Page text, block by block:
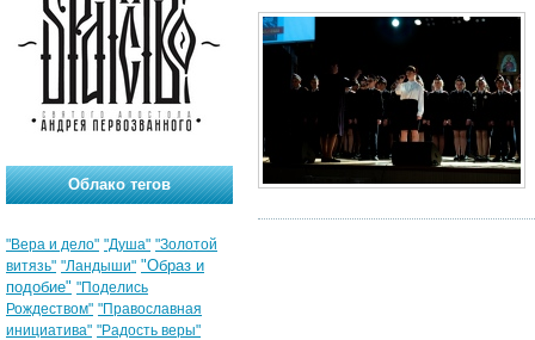
Облако тегов
"Вера и дело" "Душа" "Золотой
витязь" "Ландыши" "Образ и
подобие" "Поделись
Рождеством" "Православная
инициатива" "Радость веры"